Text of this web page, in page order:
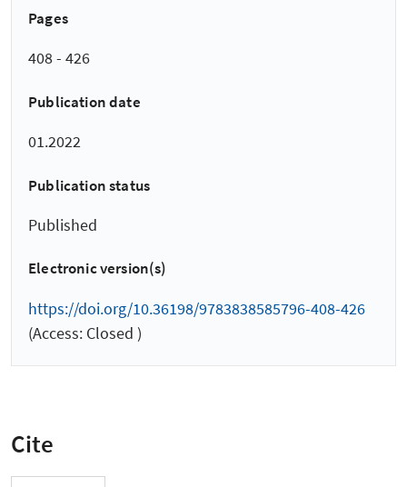
Pages
408 - 426
Publication date
01.2022
Publication status
Published
Electronic version(s)
https://doi.org/10.36198/9783838585796-408-426
(Access: Closed )
Cite